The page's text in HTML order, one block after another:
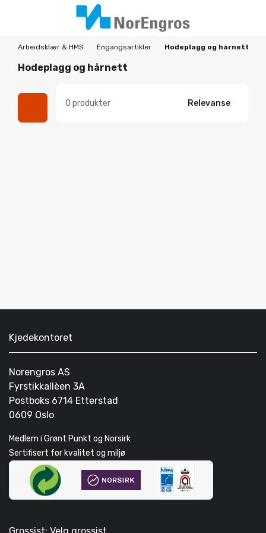
Arbeidsklær & HMS Engangsartikler Hodeplagg og hårnett
Hodeplagg og hårnett
0 produkter Relevanse
Kjedekontoret
Norengros AS
Fyrstikkallèen 3A
Postboks 6714 Etterstad
0609 Oslo
Medlem i Grønt Punkt og Norsirk
Sertifisert for kvalitet og miljø